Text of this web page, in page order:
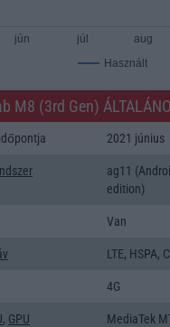
Használt
jún júl aug
M8 (3rd Gen)
2021 június
ag11
edition)
Van
LTE, HSPA,
4G
, GPU
MediaTek